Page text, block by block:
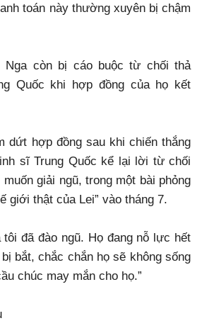
toán này thường xuyên bị chậm
Nga còn bị cáo buộc từ chối thả
Quốc khi hợp đồng của họ kết
dứt hợp đồng sau khi chiến thắng
sĩ Trung Quốc kể lại lời từ chối
giải ngũ, trong một bài phỏng
giới thật của Lei” vào tháng 7.
đã đào ngũ. Họ đang nỗ lực hết
bắt, chắc chắn họ sẽ không sống
chúc may mắn cho họ.”